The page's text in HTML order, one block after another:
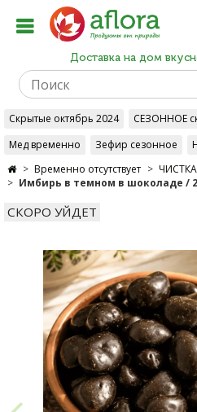
Доставка на дом
Скрытые октябрь 2024 СЕЗОННОЕ
Мед временно
Зефир сезонное
Временно отсутствует
Имбирь в темном в шоколаде /
СКОРО УЙДЕТ